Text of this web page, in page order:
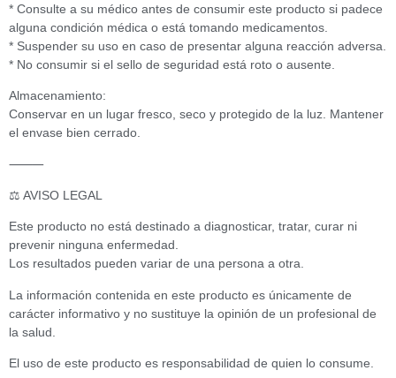
* Consulte a su médico antes de consumir este producto si padece
alguna condición médica o está tomando medicamentos.
* Suspender su uso en caso de presentar alguna reacción adversa.
* No consumir si el sello de seguridad está roto o ausente.
Almacenamiento:
Conservar en un lugar fresco, seco y protegido de la luz. Mantener
el envase bien cerrado.
⸻
⚖️ AVISO LEGAL
Este producto no está destinado a diagnosticar, tratar, curar ni
prevenir ninguna enfermedad.
Los resultados pueden variar de una persona a otra.
La información contenida en este producto es únicamente de
carácter informativo y no sustituye la opinión de un profesional de
la salud.
El uso de este producto es responsabilidad de quien lo consume.